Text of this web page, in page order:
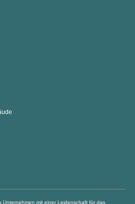
Unternehmen mit einer Leidenschaft für das